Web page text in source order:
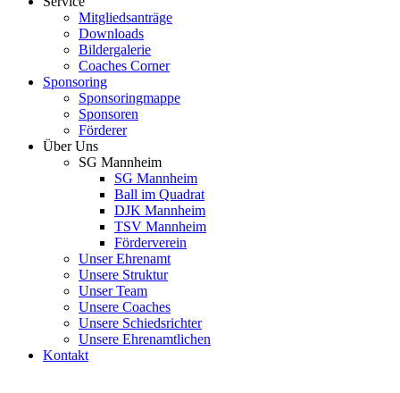
Mitgliedsanträge
Downloads
Bildergalerie
Coaches Corner
Sponsoring
Sponsoringmappe
Sponsoren
Förderer
Über Uns
SG Mannheim
SG Mannheim
Ball im Quadrat
DJK Mannheim
TSV Mannheim
Förderverein
Unser Ehrenamt
Unsere Struktur
Unser Team
Unsere Coaches
Unsere Schiedsrichter
Unsere Ehrenamtlichen
Kontakt